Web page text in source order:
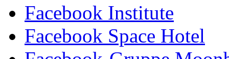
Facebook Institute
Facebook Space Hotel